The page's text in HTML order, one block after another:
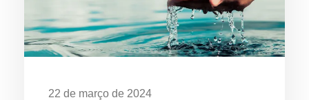
22 de março de 2024